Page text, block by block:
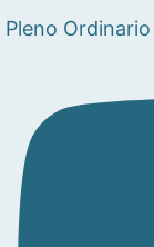
Pleno